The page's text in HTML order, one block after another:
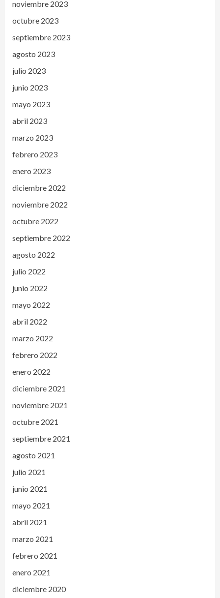
noviembre 2023
octubre 2023
septiembre 2023
agosto 2023
julio 2023
junio 2023
mayo 2023
abril 2023
marzo 2023
febrero 2023
enero 2023
diciembre 2022
noviembre 2022
octubre 2022
septiembre 2022
agosto 2022
julio 2022
junio 2022
mayo 2022
abril 2022
marzo 2022
febrero 2022
enero 2022
diciembre 2021
noviembre 2021
octubre 2021
septiembre 2021
agosto 2021
julio 2021
junio 2021
mayo 2021
abril 2021
marzo 2021
febrero 2021
enero 2021
diciembre 2020